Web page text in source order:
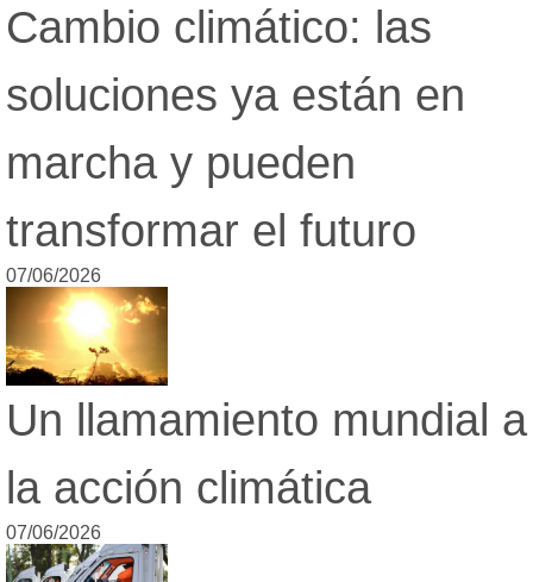
Cambio climático: las
soluciones ya están en
marcha y pueden
transformar el futuro
07/06/2026
Un llamamiento mundial a
la acción climática
07/06/2026